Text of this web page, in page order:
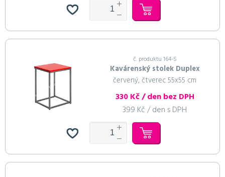
č. produktu 164-S
Kavárenský stolek Duplex
červený, čtverec 55x55 cm
330 Kč / den bez DPH
399 Kč / den s DPH